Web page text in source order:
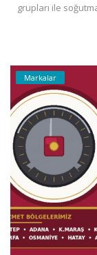
grupları ile
Markalar